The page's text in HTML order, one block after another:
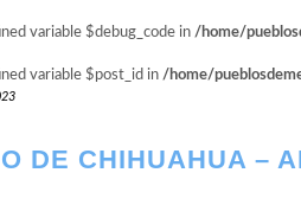
variable $debug_code in /home/
variable $post_id in /home/
DE CHIHUAHUA –